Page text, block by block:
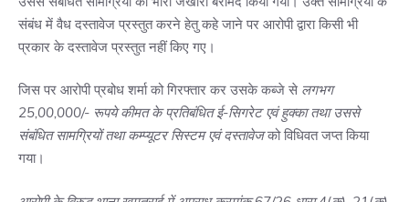
संबंध में वैध दस्तावेज प्रस्तुत करने हेतु कहे जाने पर आरोपी द्वारा किसी भी
प्रकार के दस्तावेज प्रस्तुत नहीं किए गए।
जिस पर आरोपी प्रबोध शर्मा को गिरफ्तार कर उसके कब्जे से लगभग
25,00,000/- रूपये कीमत के प्रतिबंधित ई-सिगरेट एवं हुक्का तथा उससे
संबंधित सामग्रियों तथा कम्प्यूटर सिस्टम एवं दस्तावेजको विधिवत जप्त किया
गया।